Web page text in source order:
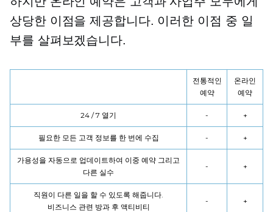
상당한 이점을 제공합니다. 이러한 이점 중 일
부를 살펴보겠습니다.
전통적인
예약
온라인
예약
24 / 7 열기 - +
필요한 모든 고객 정보를 한 번에 수집 - +
가용성을 자동으로 업데이트하여 이중 예약 그리고
다른 실수
- +
직원이 다른 일을 할 수 있도록 해줍니다.
비즈니스 관련 방과 후 액티비티
- +